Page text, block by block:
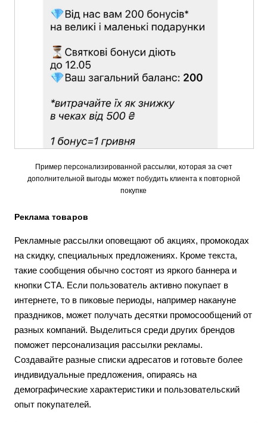
Пример персонализированной рассылки, которая за счет
дополнительной выгоды может побудить клиента к повторной
покупке
Реклама товаров
Рекламные рассылки оповещают об акциях, промокодах
на скидку, специальных предложениях. Кроме текста,
такие сообщения обычно состоят из яркого баннера и
кнопки СТА. Если пользователь активно покупает в
интернете, то в пиковые периоды, например накануне
праздников, может получать десятки промосообщений от
разных компаний. Выделиться среди других брендов
поможет персонализация рассылки рекламы.
Создавайте разные списки адресатов и готовьте более
индивидуальные предложения, опираясь на
демографические характеристики и пользовательский
опыт покупателей.